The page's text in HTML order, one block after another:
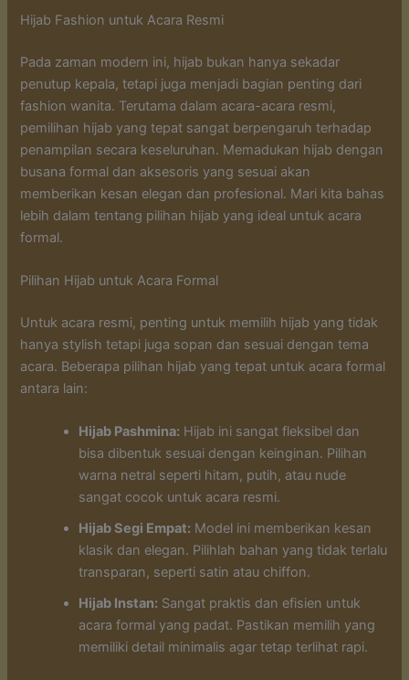
Hijab Fashion untuk Acara Resmi
Pada zaman modern ini, hijab bukan hanya sekadar
penutup kepala, tetapi juga menjadi bagian penting dari
fashion wanita. Terutama dalam acara-acara resmi,
pemilihan hijab yang tepat sangat berpengaruh terhadap
penampilan secara keseluruhan. Memadukan hijab dengan
busana formal dan aksesoris yang sesuai akan
memberikan kesan elegan dan profesional. Mari kita bahas
lebih dalam tentang pilihan hijab yang ideal untuk acara
formal.
Pilihan Hijab untuk Acara Formal
Untuk acara resmi, penting untuk memilih hijab yang tidak
hanya stylish tetapi juga sopan dan sesuai dengan tema
acara. Beberapa pilihan hijab yang tepat untuk acara formal
antara lain:
Hijab Pashmina: Hijab ini sangat fleksibel dan
bisa dibentuk sesuai dengan keinginan. Pilihan
warna netral seperti hitam, putih, atau nude
sangat cocok untuk acara resmi.
Hijab Segi Empat: Model ini memberikan kesan
klasik dan elegan. Pilihlah bahan yang tidak terlalu
transparan, seperti satin atau chiffon.
Hijab Instan: Sangat praktis dan efisien untuk
acara formal yang padat. Pastikan memilih yang
memiliki detail minimalis agar tetap terlihat rapi.